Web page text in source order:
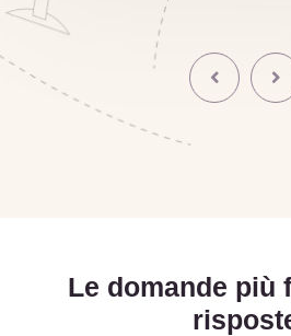
Le domande più